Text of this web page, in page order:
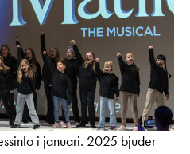
i januari. 2025 bjuder